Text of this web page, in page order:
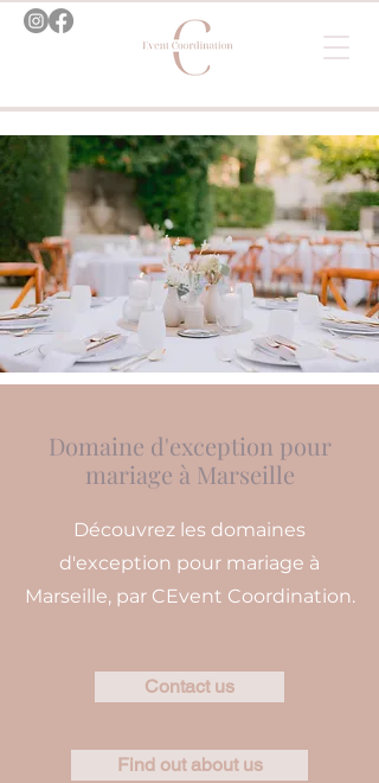
Domaine d'exception pour
mariage à Marseille
Découvrez les domaines
d'exception pour mariage à
Marseille, par CEvent Coordination.
Contact us
Find out about us